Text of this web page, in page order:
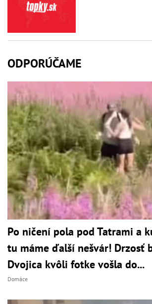
ODPORÚČAME
Po ničení pola pod Tatrami a
tu máme ďalší nešvár! Drzosť
Dvojica kvôli fotke vošla do...
Domáce